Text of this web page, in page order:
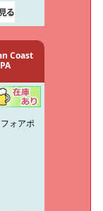
Coast
ォアポ